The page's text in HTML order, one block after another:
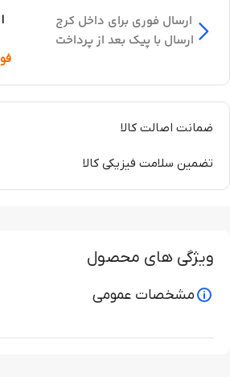
ارسال فوری برای داخل کرج
ارسال با پیک بعد از پرداخت
ضمانت اصالت کالا
تضمین سلامت فیزیکی کالا
ویژگی های محصول
مشخصات عمومی